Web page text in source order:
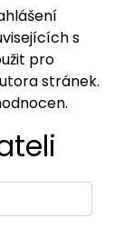
s
pro
stránek.